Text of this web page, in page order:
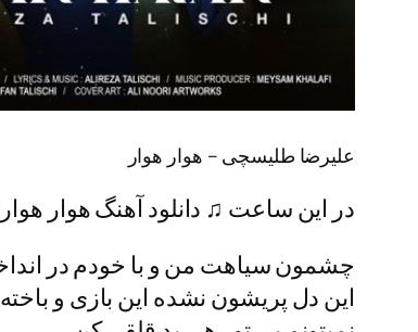
علیرضا طلیسچی – هوار هوار
در این ساعت ♫ دانلود آهنگ هوار
چشمون سیاهت من و با خودم در
این دل پریشون نشده این بازی و باخته